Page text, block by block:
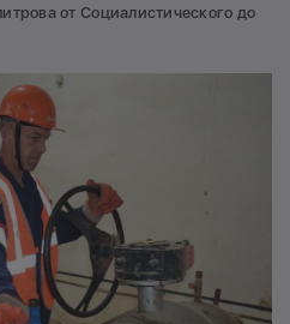
от Социалистического до